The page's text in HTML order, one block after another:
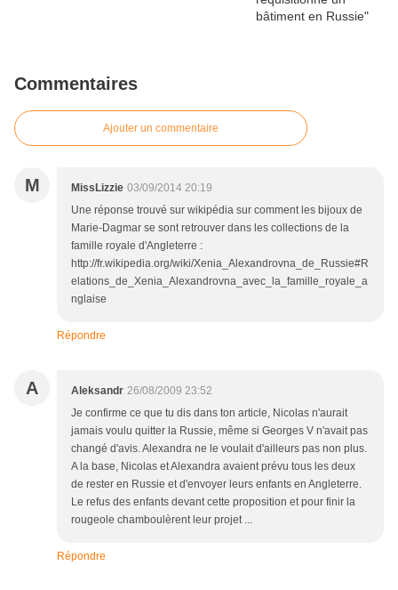
Commentaires
Ajouter un commentaire
M MissLizzie 03/09/2014 20:19
Une réponse trouvé sur wikipédia sur comment les bijoux de
Marie-Dagmar se sont retrouver dans les collections de la
famille royale d'Angleterre :
http://fr.wikipedia.org/wiki/Xenia_Alexandrovna_de_Russie#R
elations_de_Xenia_Alexandrovna_avec_la_famille_royale_a
nglaise
Répondre
A Aleksandr 26/08/2009 23:52
Je confirme ce que tu dis dans ton article, Nicolas n'aurait
jamais voulu quitter la Russie, même si Georges V n'avait pas
changé d'avis. Alexandra ne le voulait d'ailleurs pas non plus.
A la base, Nicolas et Alexandra avaient prévu tous les deux
de rester en Russie et d'envoyer leurs enfants en Angleterre.
Le refus des enfants devant cette proposition et pour finir la
rougeole chamboulèrent leur projet ...
Répondre